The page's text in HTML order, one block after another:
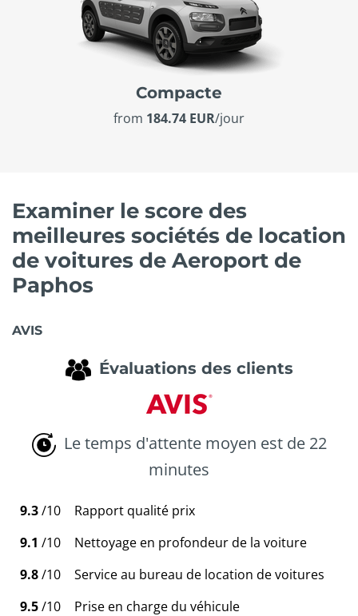
Compacte
from 184.74 EUR/jour
Examiner le score des
meilleures sociétés de location
de voitures de Aeroport de
Paphos
AVIS
Évaluations des clients
Le temps d'attente moyen est de 22
minutes
9.3/10
Rapport qualité prix
9.1 /10
Nettoyage en profondeur de la voiture
9.8/10
Service au bureau de location de voitures
9.5/10
Prise en charge du véhicule